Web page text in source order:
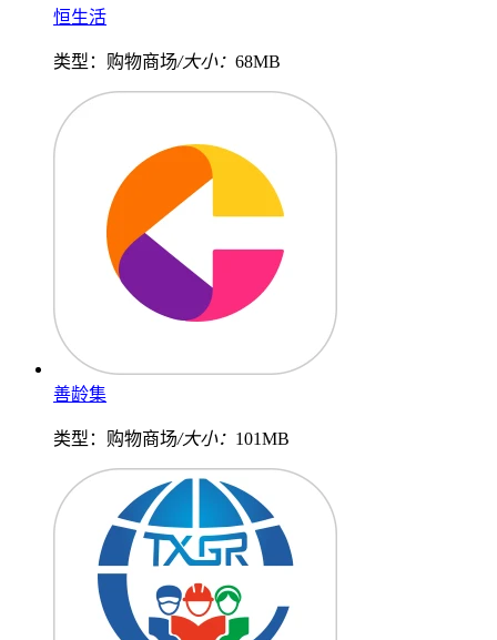
恒生活
类型：购物商场/大小： 68MB
善龄集
类型：购物商场/大小： 101MB